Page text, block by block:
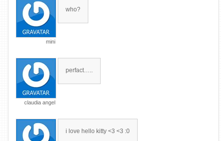
mini
who?
claudia angel
perfact…..
i love hello kitty <3 <3 :0